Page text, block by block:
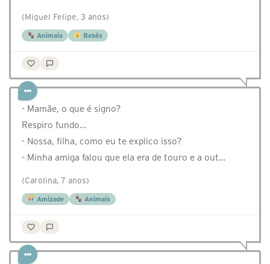
(Miguel Felipe, 3 anos)
Animais Bebês
- Mamãe, o que é signo?
Respiro fundo...
- Nossa, filha, como eu te explico isso?
- Minha amiga falou que ela era de touro e a out…
(Carolina, 7 anos)
Amizade Animais